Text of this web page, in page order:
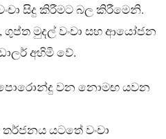
සිදු කිරීමට බල කිරීමෙනි.
ගුප්ත මුදල් වංචා සහ ආයෝජන
අහිමි වේ.
පොරොන්දු වන නොමඟ යවන
යටතේ වංචා